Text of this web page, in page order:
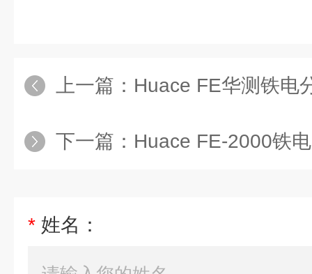
上一篇： Huace FE华测铁电分
下一篇： Huace FE-2000铁
* 姓名：